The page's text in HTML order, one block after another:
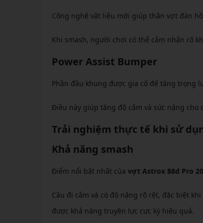
Công nghệ vật liệu mới giúp thân vợt đàn
Khi smash, người chơi có thể cảm nhận rõ
Power Assist Bumper
Phần đầu khung được gia cố để tăng trọng
Điều này giúp tăng độ cắm và sức nặng cho
Trải nghiệm thực tế khi sử
Khả năng smash
Điểm nổi bật nhất của vợt Astrox 88d Pro
Cầu đi cắm và có độ nặng rõ rệt, đặc biệt
được khả năng truyền lực cực kỳ hiệu quả.